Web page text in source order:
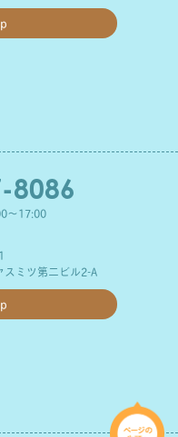
8086
～17:00
ミツ第二ビル2-A